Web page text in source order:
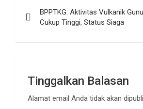
pos
BPPTKG: Aktivitas Vulkanik
Cukup Tinggi, Status Siaga
Tinggalkan Balasan
Alamat email Anda tidak akan